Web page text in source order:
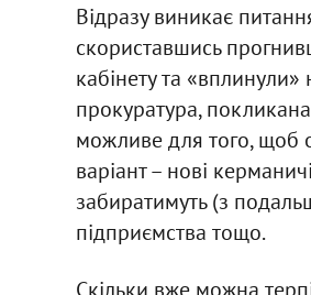
Відразу виникає
скориставшись
кабінету та
прокуратура,
можливе для того, щоб
варіант – нові
забиратимуть (з
підприємства тощо.
Скільки вже можна